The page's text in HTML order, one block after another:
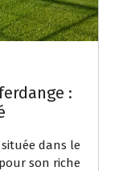
:
dans le
son riche